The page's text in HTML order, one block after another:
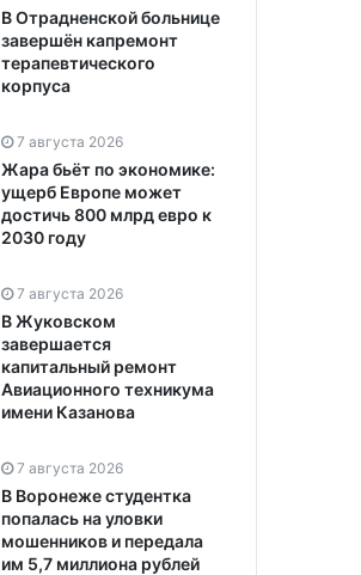
В Отрадненской больнице
завершён капремонт
терапевтического
корпуса
7 августа 2026
Жара бьёт по экономике:
ущерб Европе может
достичь 800 млрд евро к
2030 году
7 августа 2026
В Жуковском
завершается
капитальный ремонт
Авиационного техникума
имени Казанова
7 августа 2026
В Воронеже студентка
попалась на уловки
мошенников и передала
им 5,7 миллиона рублей